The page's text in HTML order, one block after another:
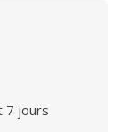
7 jours